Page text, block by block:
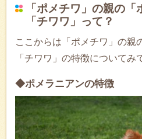
「ポメチワ」の親の「
「チワワ」って？
ここからは「ポメチワ」の親
「チワワ」の特徴についてみ
◆ポメラニアンの特徴